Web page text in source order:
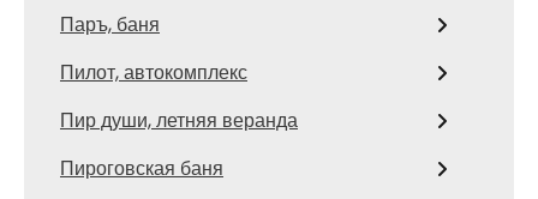
Паръ, баня
Пилот, автокомплекс
Пир души, летняя веранда
Пироговская баня